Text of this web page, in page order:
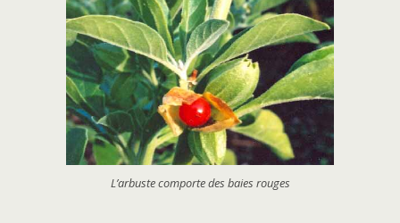
L’arbuste comporte des baies rouges